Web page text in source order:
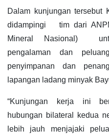
Dalam kunjungan tersebut
didampingi tim dari
Mineral Nasional)
pengalaman dan
penyimpanan dan
lapangan ladang minyak
“Kunjungan kerja ini
hubungan bilateral kedua
lebih jauh menjajaki